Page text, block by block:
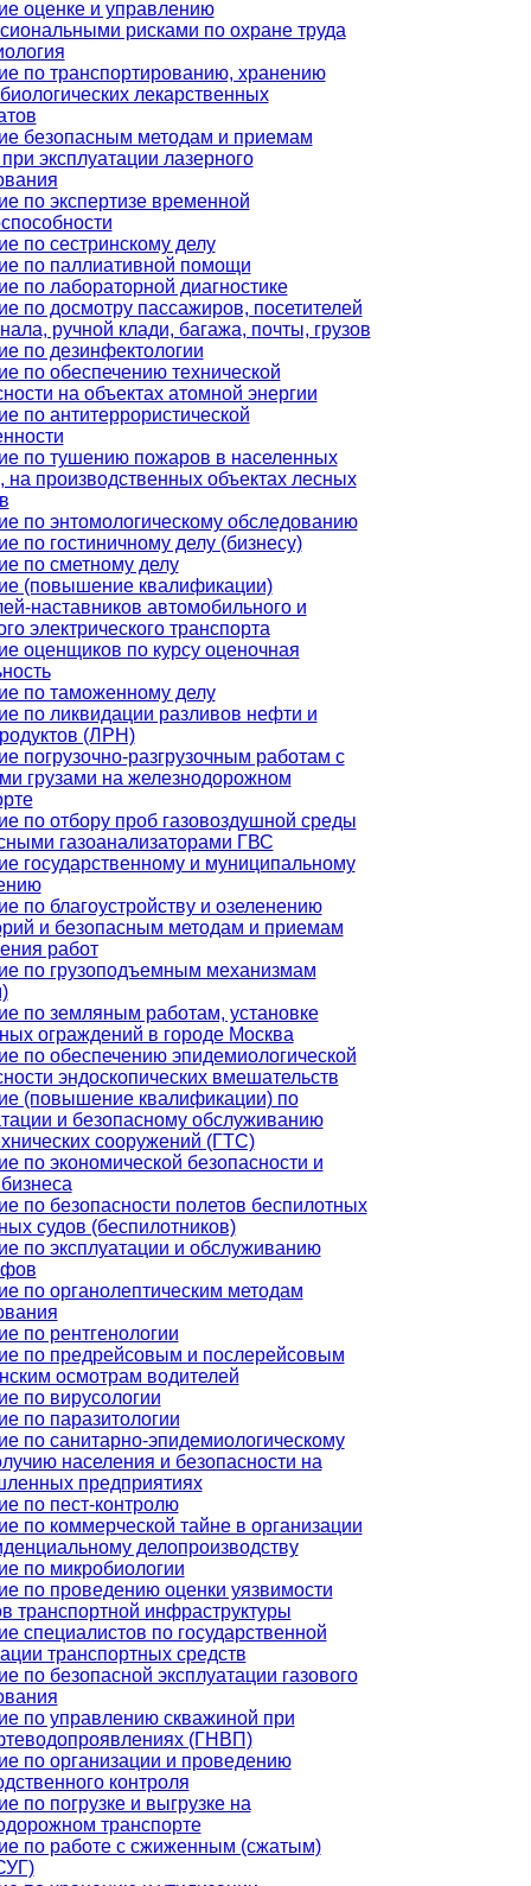
оценке и управлению
рисками по охране труда
по транспортированию, хранению
лекарственных
безопасным методам и приемам
эксплуатации лазерного
по экспертизе временной
по сестринскому делу
по паллиативной помощи
по лабораторной диагностике
по досмотру пассажиров, посетителей
ручной клади, багажа, почты, грузов
по дезинфектологии
по обеспечению технической
на объектах атомной энергии
по антитеррористической
по тушению пожаров в населенных
на производственных объектах лесных
по энтомологическому обследованию
по гостиничному делу (бизнесу)
по сметному делу
(повышение квалификации)
наставников автомобильного и
электрического транспорта
оценщиков по курсу оценочная
по таможенному делу
по ликвидации разливов нефти и
(ЛРН)
погрузочно-разгрузочным работам с
грузами на железнодорожном
по отбору проб газовоздушной среды
газоанализаторами ГВС
государственному и муниципальному
по благоустройству и озеленению
и безопасным методам и приемам
работ
по грузоподъемным механизмам
по земляным работам, установке
ограждений в городе Москва
по обеспечению эпидемиологической
эндоскопических вмешательств
(повышение квалификации) по
и безопасному обслуживанию
сооружений (ГТС)
по экономической безопасности и
по безопасности полетов беспилотных
судов (беспилотников)
по эксплуатации и обслуживанию
по органолептическим методам
по рентгенологии
по предрейсовым и послерейсовым
осмотрам водителей
по вирусологии
по паразитологии
по санитарно-эпидемиологическому
населения и безопасности на
предприятиях
по пест-контролю
по коммерческой тайне в организации
делопроизводству
по микробиологии
по проведению оценки уязвимости
транспортной инфраструктуры
специалистов по государственной
транспортных средств
по безопасной эксплуатации газового
по управлению скважиной при
(ГНВП)
по организации и проведению
контроля
по погрузке и выгрузке на
транспорте
по работе с сжиженным (сжатым)